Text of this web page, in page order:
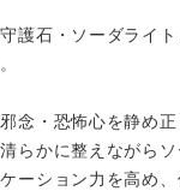
護石・ソーダライ
念・恐怖心を静め
らかに整えながら
ーション力を高め